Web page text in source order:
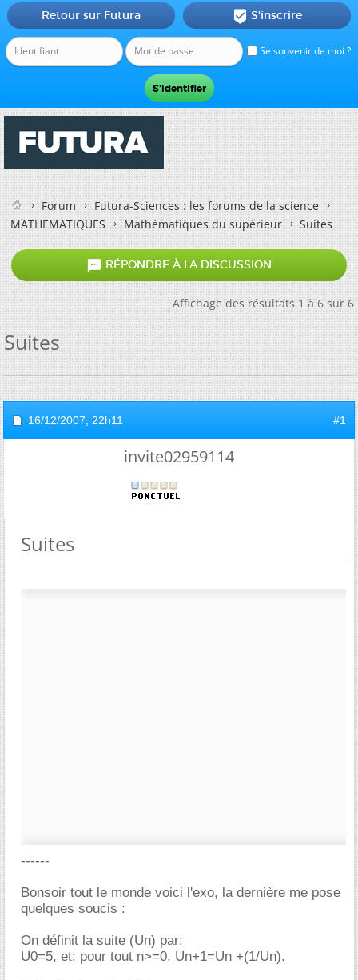
Se souvenir de moi ?
Retour sur Futura  S'inscrire
Forum
Futura-Sciences : les forums de la science
MATHEMATIQUES
Mathématiques du supérieur Suites
 RÉPONDRE À LA DISCUSSION
Affichage des résultats 1 à 6 sur 6
Suites
16/12/2007, 22h11 #1
invite02959114
Suites
------
Bonsoir tout le monde voici l'exo, la dernière me pose
quelques soucis :
On définit la suite (Un) par:
U0=5, et: pour tout n>=0, Un+1=Un +(1/Un).